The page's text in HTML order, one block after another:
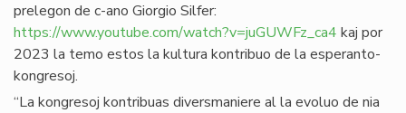
prelegon de c-ano Giorgio Silfer:
https://www.youtube.com/watch?v=juGUWFz_ca4 kaj por
2023 la temo estos la kultura kontribuo de la esperanto-
kongresoj.
“La kongresoj kontribuas diversmaniere al la evoluo de nia